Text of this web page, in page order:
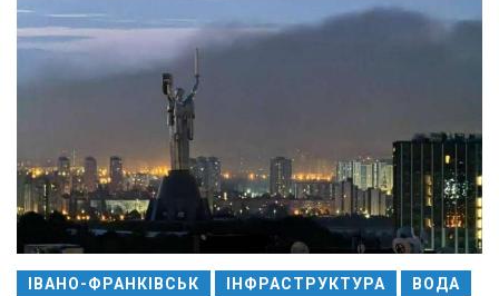
ІВАНО-ФРАНКІВСЬК ІНФРАСТРУКТУРА ВОДА